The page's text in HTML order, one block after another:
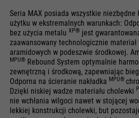
Seria MAX posiada wszystkie niezbędne
użytku w ekstremalnych warunkach:
bez użycia metalu XP® jest
zaawansowany technologicznie materiał
aramidowych w podeszwie środkowej.
MPU® Rebound System optymalnie
zewnętrzną i środkową, zapewniając
Odporna na ścieranie nakładka MPU®
Dzięki niskiej wadze materiału cholewki
nie wchłania wilgoci nawet w stojącej
lekkiej konstrukcji cholewki, but